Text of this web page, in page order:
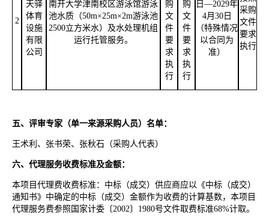
2
天驿
体育
设施
有限
公司
南开大学津南校区游泳馆游泳
池水质（50m×25m×2m游泳池
2500立方米水）及水处理机组
运行托管服务。
购
文
件
要
求
执
行
购
文
件
要
求
执
行
日—2029年
4月30日
（特殊情况
以合同为
准）
采购
文件
要求
执行
五、评审专家（单一来源采购人员）名单：
王术利、张书荣、张秋石（采购人代表）
六、代理服务收费标准及金额：
本项目代理费收费标准：中标（成交）供应商应以《中标（成交）
通知书》中确定的中标（成交）金额作为收费的计算基数，本项目
代理服务费参照国家计委〔2002〕1980号文件取费标准68%计取。